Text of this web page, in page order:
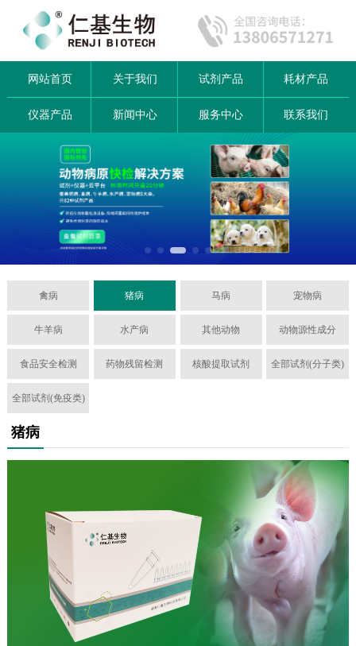
网站首页 关于我们 试剂产品 耗材产品
仪器产品 新闻中心 服务中心 联系我们
禽病 猪病 马病 宠物病
牛羊病 水产病 其他动物 动物源性成分
食品安全检测 药物残留检测 核酸提取试剂 全部试剂(分子类)
全部试剂(免疫类)
猪病